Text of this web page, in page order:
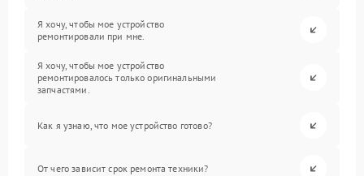
Я хочу, чтобы мое устройство
ремонтировали при мне.
Я хочу, чтобы мое устройство
ремонтировалось только оригинальными
запчастями.
Как я узнаю, что мое устройство готово?
От чего зависит срок ремонта техники?